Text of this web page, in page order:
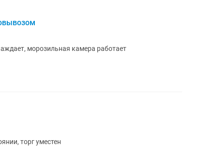
морозильная камера работает
торг уместен